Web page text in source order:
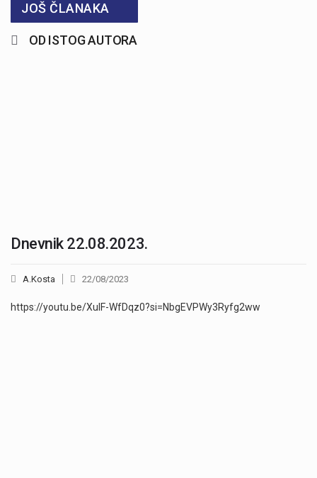
JOŠ ČLANAKA
OD ISTOG AUTORA
Dnevnik 22.08.2023.
A.Kosta 22/08/2023
https://youtu.be/XuIF-WfDqz0?si=NbgEVPWy3Ryfg2ww